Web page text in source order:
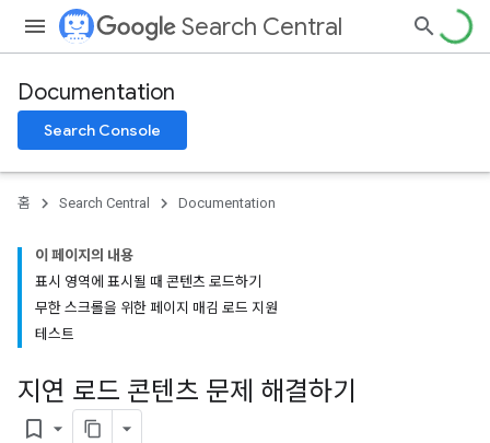
Search Central
Documentation
Search Console
홈 Search Central Documentation
이 페이지의 내용
표시 영역에 표시될 때 콘텐츠 로드하기
무한 스크롤을 위한 페이지 매김 로드 지원
테스트
지연 로드 콘텐츠 문제 해결하기
bookmark_border